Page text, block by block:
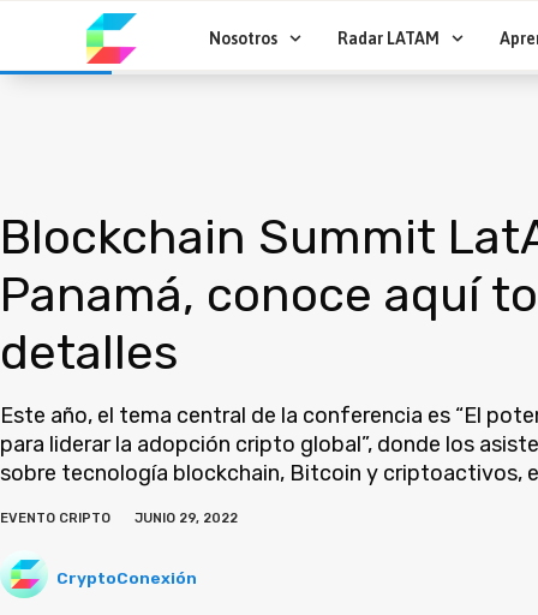
contenido
Nosotros Radar LATAM
Blockchain Summit
Panamá, conoce aquí
detalles
Este año, el tema central de la conferencia es “El
para liderar la adopción cripto global”, donde los
sobre tecnología blockchain, Bitcoin y criptoactivos,
EVENTO CRIPTO JUNIO 29, 2022
CryptoConexión